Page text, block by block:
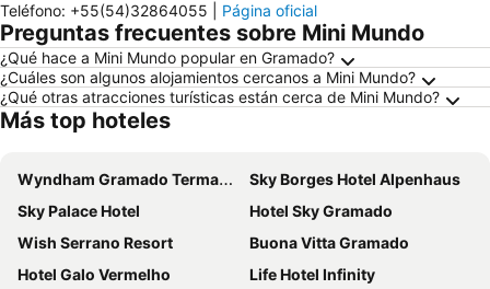
Teléfono: +55(54)32864055 Página oficial
Preguntas frecuentes sobre Mini Mundo
¿Qué hace a Mini Mundo popular en Gramado?
¿Cuáles son algunos alojamientos cercanos a Mini Mundo?
¿Qué otras atracciones turísticas están cerca de Mini Mundo?
Más top hoteles
Wyndham Gramado Termas Resort & SPA
Sky Borges Hotel Alpenhaus
Sky Palace Hotel
Hotel Sky Gramado
Wish Serrano Resort
Buona Vitta Gramado
Hotel Galo Vermelho
Life Hotel Infinity